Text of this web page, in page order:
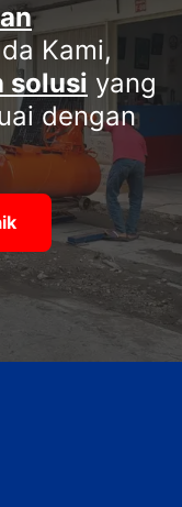
Kami,
solusi yang
dengan